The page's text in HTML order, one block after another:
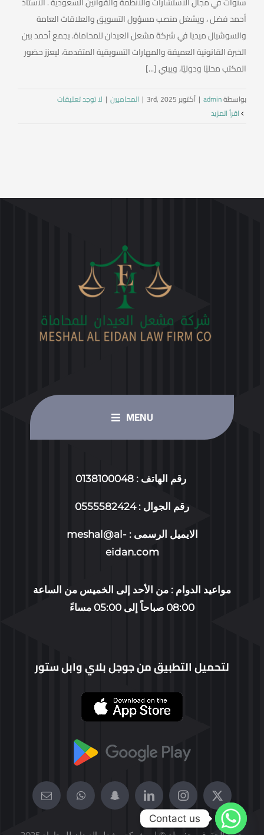
أحمد فضل ، ويشغل منصب مسؤول التسويق والعلاقات العامة
والسوشيال ميديا في شركة مشعل العيدان للمحاماة. يجمع أحمد بين
الخبرة القانونية العميقة والمهارات التسويقية المتقدمة، ليعزز حضور
المكتب محليًا ودوليًا، ويبني [...]
بواسطةadmin
| أكتوبر 3rd, 2025 | المحاميين | لا توجد تعليقات
MENU
ABOUT US
CONTACT US
العربية
رقم الهاتف : 0138100048
رقم الجوال : 0555582424
الايميل الرسمى :meshal@al-
eidan.com
مواعيد الدوام : من الأحد إلى الخميس من الساعة
08:00 صباحاً إلى 05:00 مساءً
لتحميل التطبيق من جوجل بلاي وابل ستور
Contact us